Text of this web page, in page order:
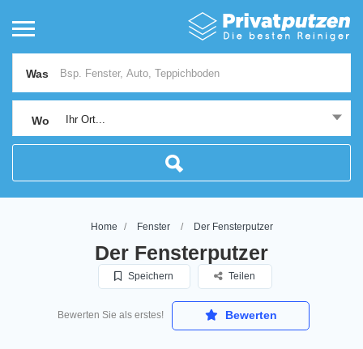
Was
Wo Ihr Ort...
Home Fenster Der Fensterputzer
Der Fensterputzer
Speichern Teilen
Bewerten Sie als erstes! Bewerten